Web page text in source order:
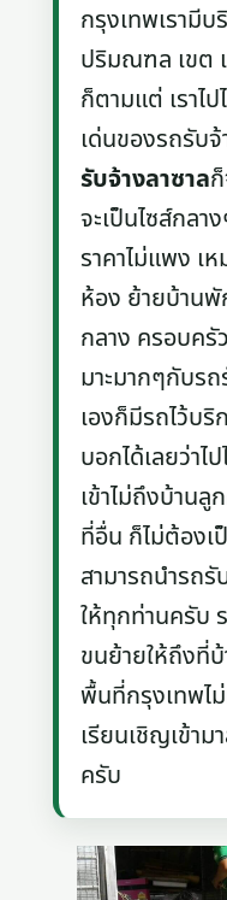
กรุงเทพเรามี
ปริมณฑล เขต
ก็ตามแต่ เราไ
เด่นของรถรับ
รับจ้างลาซาล
จะเป็นไซส์กลา
ราคาไม่แพง เ
ห้อง ย้ายบ้าน
กลาง ครอบค
มาะมากๆกับร
เองก็มีรถไว้บ
บอกได้เลยว่า
เข้าไม่ถึงบ้าน
ที่อื่น ก็ไม่ต้องเ
สามารถนำรถ
ให้ทุกท่านครับ ร
ขนย้ายให้ถึงที่บ้
พื้นที่กรุงเทพไม่
เรียนเชิญเข้าม
ครับ